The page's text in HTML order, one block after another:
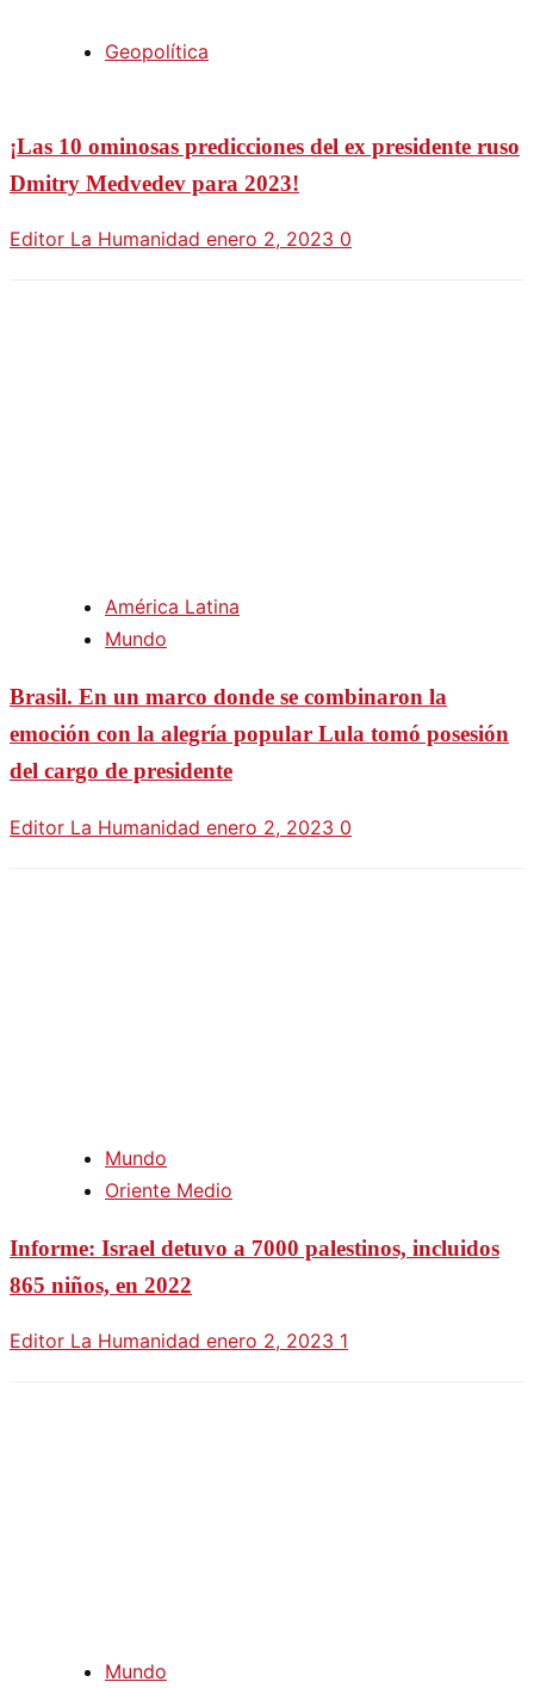
Geopolítica
¡Las 10 ominosas predicciones del ex presidente ruso
Dmitry Medvedev para 2023!
Editor La Humanidad enero 2, 2023 0
América Latina
Mundo
Brasil. En un marco donde se combinaron la
emoción con la alegría popular Lula tomó posesión
del cargo de presidente
Editor La Humanidad enero 2, 2023 0
Mundo
Oriente Medio
Informe: Israel detuvo a 7000 palestinos, incluidos
865 niños, en 2022
Editor La Humanidad enero 2, 2023 1
Mundo